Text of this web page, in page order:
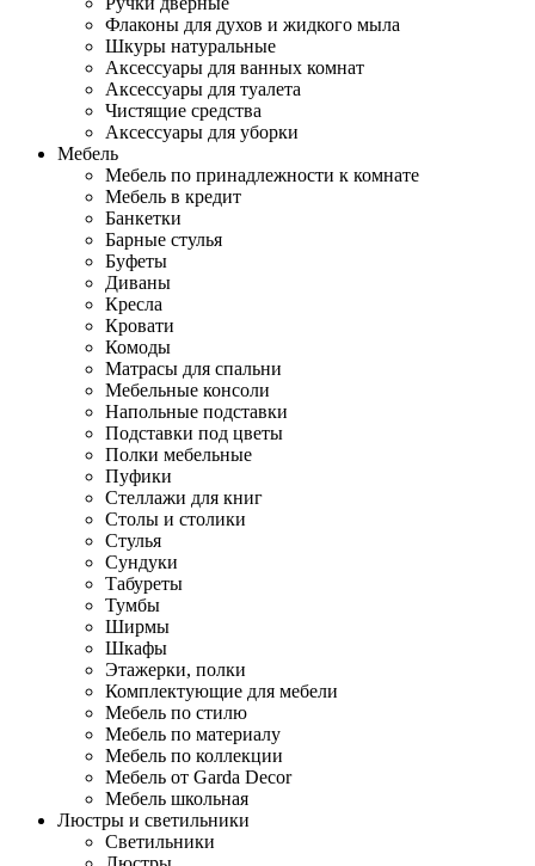
Флаконы для духов и жидкого мыла
Шкуры натуральные
Аксессуары для ванных комнат
Аксессуары для туалета
Чистящие средства
Аксессуары для уборки
Мебель
Мебель по принадлежности к комнате
Мебель в кредит
Банкетки
Барные стулья
Буфеты
Диваны
Кресла
Кровати
Комоды
Матрасы для спальни
Мебельные консоли
Напольные подставки
Подставки под цветы
Полки мебельные
Пуфики
Стеллажи для книг
Столы и столики
Стулья
Сундуки
Табуреты
Тумбы
Ширмы
Шкафы
Этажерки, полки
Комплектующие для мебели
Мебель по стилю
Мебель по материалу
Мебель по коллекции
Мебель от Garda Decor
Мебель школьная
Люстры и светильники
Светильники